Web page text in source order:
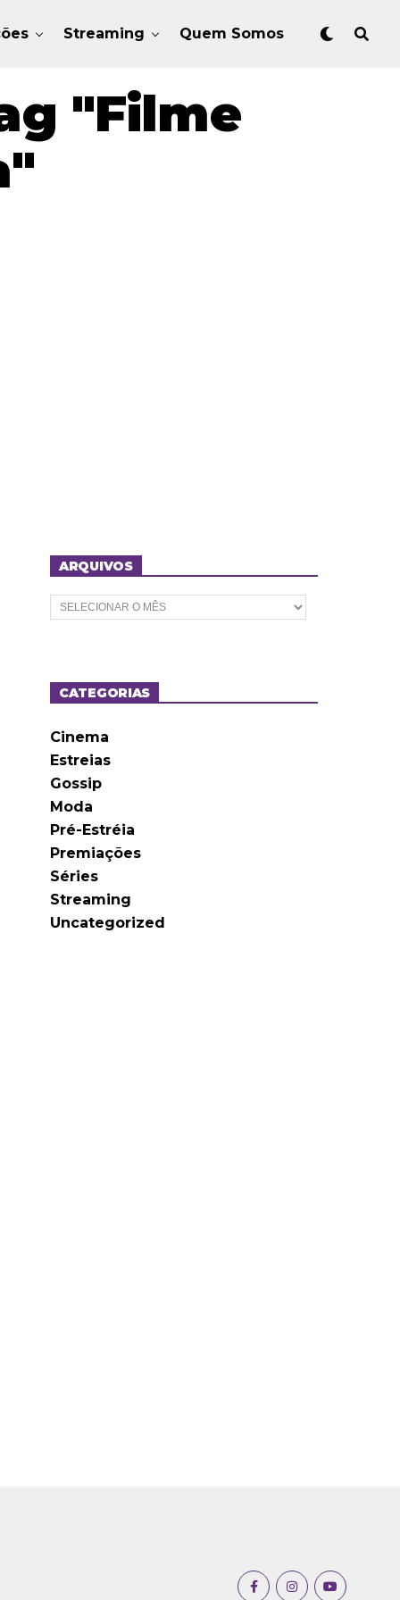
Streaming Quem Somos
"Filme
ARQUIVOS
A
r
o
sCATEGORIAS
Cinema
Estreias
Gossip
Moda
Pré-Estréia
Premiações
Séries
Streaming
Uncategorized